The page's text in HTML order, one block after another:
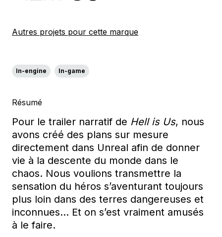
Autres projets pour cette marque
In-engine In-game
Résumé
Pour le trailer narratif de Hell is Us, nous
avons créé des plans sur mesure
directement dans Unreal afin de donner
vie à la descente du monde dans le
chaos. Nous voulions transmettre la
sensation du héros s’aventurant toujours
plus loin dans des terres dangereuses et
inconnues… Et on s’est vraiment amusés
à le faire.